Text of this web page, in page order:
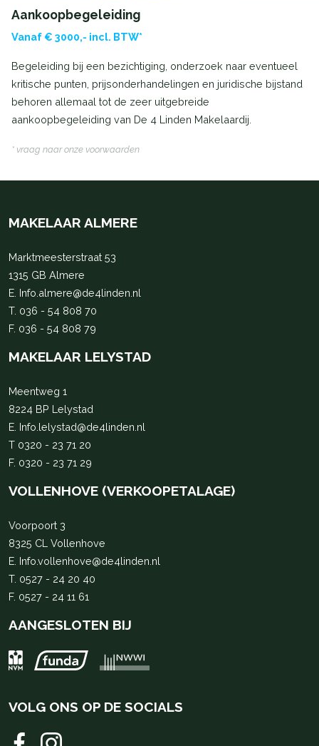
Aankoopbegeleiding
Vanaf € 3000,- incl. BTW*
Begeleiding bij een bezichtiging, onderzoek naar eventueel
kritische punten, prijsonderhandelingen en juridische bijstand
behoren allemaal tot de zeer uitgebreide
aankoopbegeleiding van De 4 Linden Makelaardij.
* vraag naar onze voorwaarden
MAKELAAR ALMERE
Marktmeesterstraat 53
1315 GB Almere
E. Info.almere@de4linden.nl
T. 036 - 54 808 70
F. 036 - 54 808 79
MAKELAAR LELYSTAD
Meentweg 1
8224 BP Lelystad
E. Info.lelystad@de4linden.nl
T 0320 - 23 71 20
F. 0320 - 23 71 29
VOLLENHOVE (VERKOOPETALAGE)
Voorpoort 3
8325 CL Vollenhove
E. Info.vollenhove@de4linden.nl
T. 0527 - 24 20 40
F. 0527 - 24 11 61
AANGESLOTEN BIJ
VOLG ONS OP DE SOCIALS